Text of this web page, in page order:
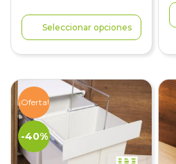
Seleccionar opciones
¡Oferta!
-40%